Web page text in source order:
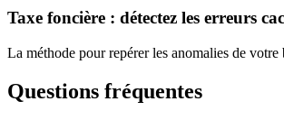
Taxe foncière : détectez les erreurs
La méthode pour repérer les anomalies de votre
Questions fréquentes